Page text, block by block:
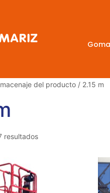
del producto / 2.15 m
resultados